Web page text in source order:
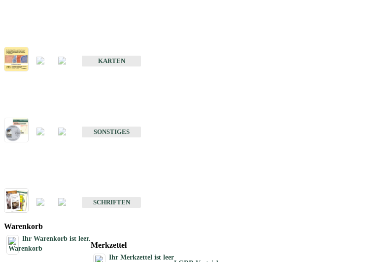
KARTEN
SONSTIGES
SCHRIFTEN
Warenkorb
Ihr Warenkorb ist leer.
Merkzettel
Ihr Merkzettel ist leer